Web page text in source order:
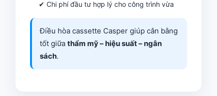
✔ Chi phí đầu tư hợp lý cho công trình vừa
Điều hòa cassette Casper giúp cân bằng
tốt giữa thẩm mỹ – hiệu suất – ngân
sách.